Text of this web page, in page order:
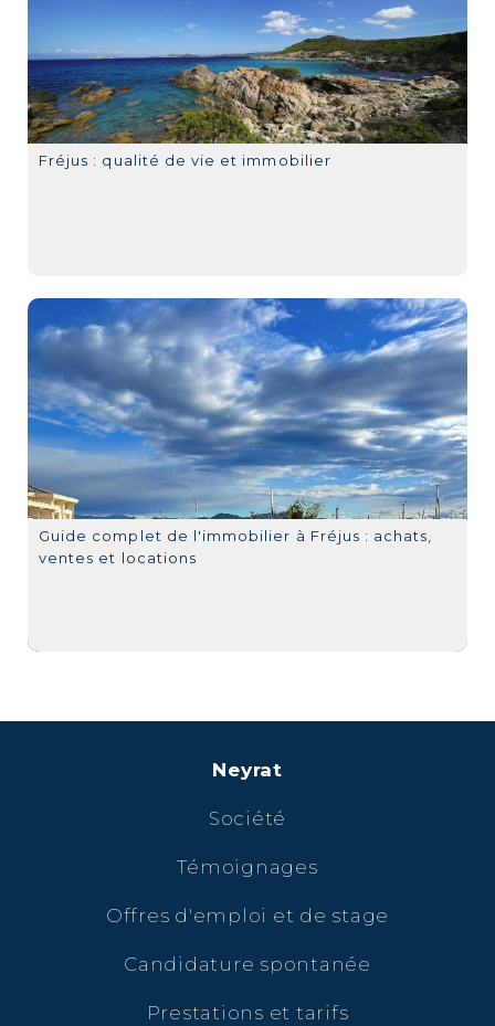
Fréjus : qualité de vie et immobilier
Guide complet de l'immobilier à Fréjus : achats,
ventes et locations
Neyrat
Société
Témoignages
Offres d'emploi et de stage
Candidature spontanée
Prestations et tarifs